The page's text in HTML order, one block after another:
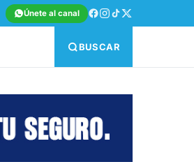
Únete al canal
BUSCAR